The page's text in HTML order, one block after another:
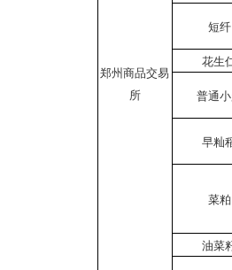
郑州商品交易
所
短纤
花生
普通
早籼
菜粕
油菜